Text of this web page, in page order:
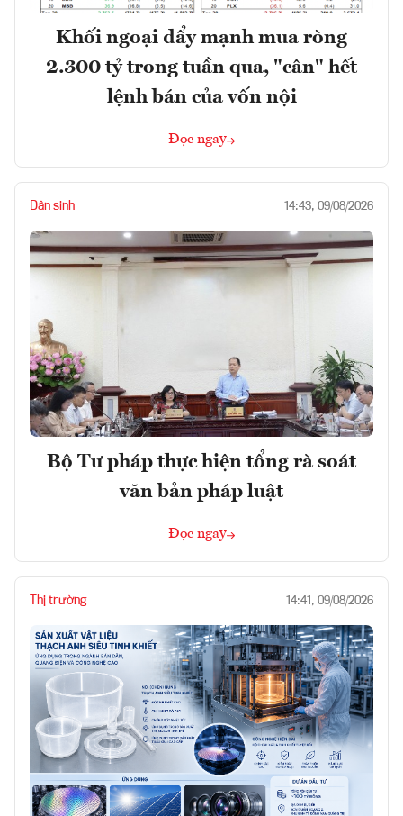
Khối ngoại đẩy mạnh mua ròng
2.300 tỷ trong tuần qua, "cân" hết
lệnh bán của vốn nội
Đọc ngay
Dân sinh 14:43, 09/08/2026
Bộ Tư pháp thực hiện tổng rà soát
văn bản pháp luật
Đọc ngay
Thị trường 14:41, 09/08/2026